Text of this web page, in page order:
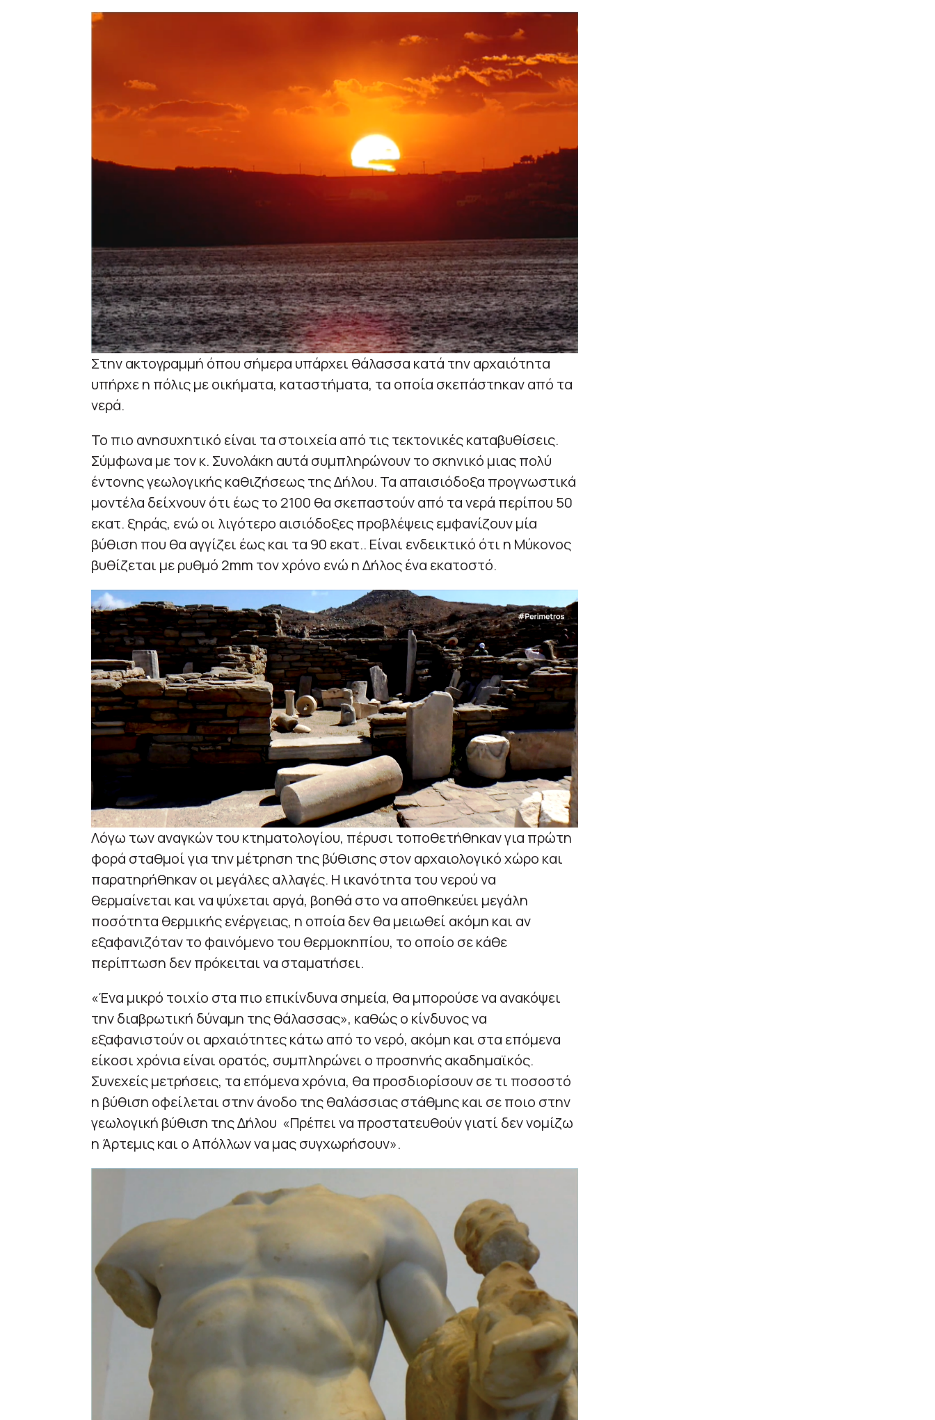
Στην ακτογραμμή όπου σήμερα υπάρχει θάλασσα κατά την αρχαιότητα
υπήρχε η πόλις με οικήματα, καταστήματα, τα οποία σκεπάστηκαν από τα
νερά.
Το πιο ανησυχητικό είναι τα στοιχεία από τις τεκτονικές καταβυθίσεις.
Σύμφωνα με τον κ. Συνολάκη αυτά συμπληρώνουν το σκηνικό μιας πολύ
έντονης γεωλογικής καθιζήσεως της Δήλου. Τα απαισιόδοξα προγνωστικά
μοντέλα δείχνουν ότι έως το 2100 θα σκεπαστούν από τα νερά περίπου 50
εκατ. ξηράς, ενώ οι λιγότερο αισιόδοξες προβλέψεις εμφανίζουν μία
βύθιση που θα αγγίζει έως και τα 90 εκατ.. Είναι ενδεικτικό ότι η Μύκονος
βυθίζεται με ρυθμό 2mm τον χρόνο ενώ η Δήλος ένα εκατοστό.
Λόγω των αναγκών του κτηματολογίου, πέρυσι τοποθετήθηκαν για πρώτη
φορά σταθμοί για την μέτρηση της βύθισης στον αρχαιολογικό χώρο και
παρατηρήθηκαν οι μεγάλες αλλαγές. Η ικανότητα του νερού να
θερμαίνεται και να ψύχεται αργά, βοηθά στο να αποθηκεύει μεγάλη
ποσότητα θερμικής ενέργειας, η οποία δεν θα μειωθεί ακόμη και αν
εξαφανιζόταν το φαινόμενο του θερμοκηπίου, το οποίο σε κάθε
περίπτωση δεν πρόκειται να σταματήσει.
«Ένα μικρό τοιχίο στα πιο επικίνδυνα σημεία, θα μπορούσε να ανακόψει
την διαβρωτική δύναμη της θάλασσας», καθώς ο κίνδυνος να
εξαφανιστούν οι αρχαιότητες κάτω από το νερό, ακόμη και στα επόμενα
είκοσι χρόνια είναι ορατός, συμπληρώνει ο προσηνής ακαδημαϊκός.
Συνεχείς μετρήσεις, τα επόμενα χρόνια, θα προσδιορίσουν σε τι ποσοστό
η βύθιση οφείλεται στην άνοδο της θαλάσσιας στάθμης και σε ποιο στην
γεωλογική βύθιση της Δήλου «Πρέπει να προστατευθούν γιατί δεν νομίζω
η Άρτεμις και ο Απόλλων να μας συγχωρήσουν».